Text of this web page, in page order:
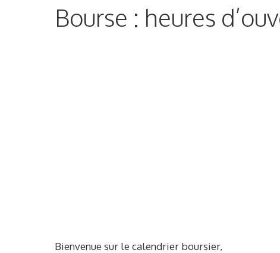
Bourse : heures
Bienvenue sur le calendrier boursier,